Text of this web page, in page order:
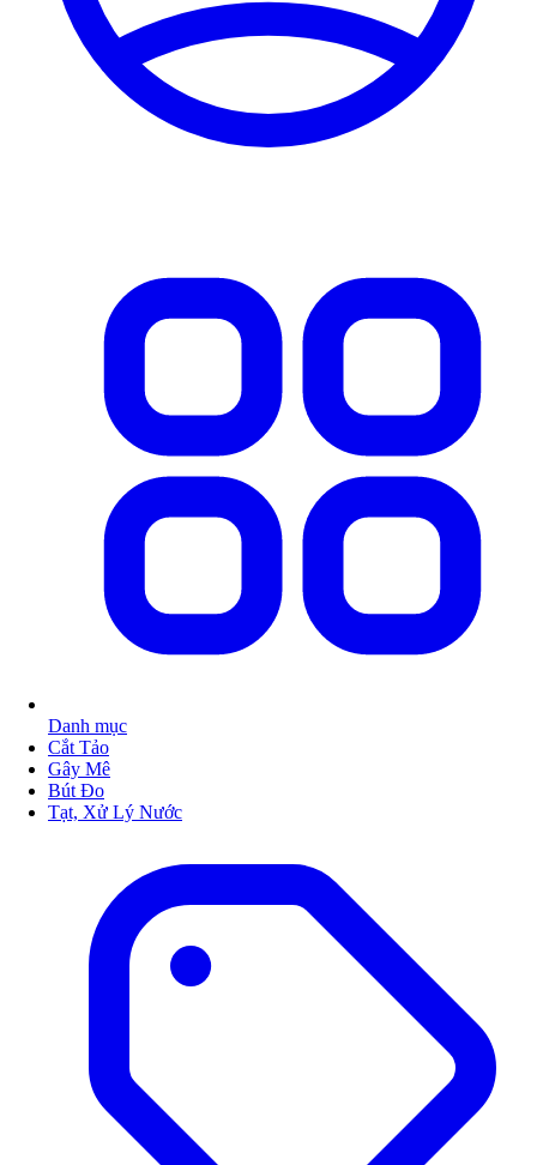
Danh mục
Cắt Tảo
Gây Mê
Bút Đo
Tạt, Xử Lý Nước